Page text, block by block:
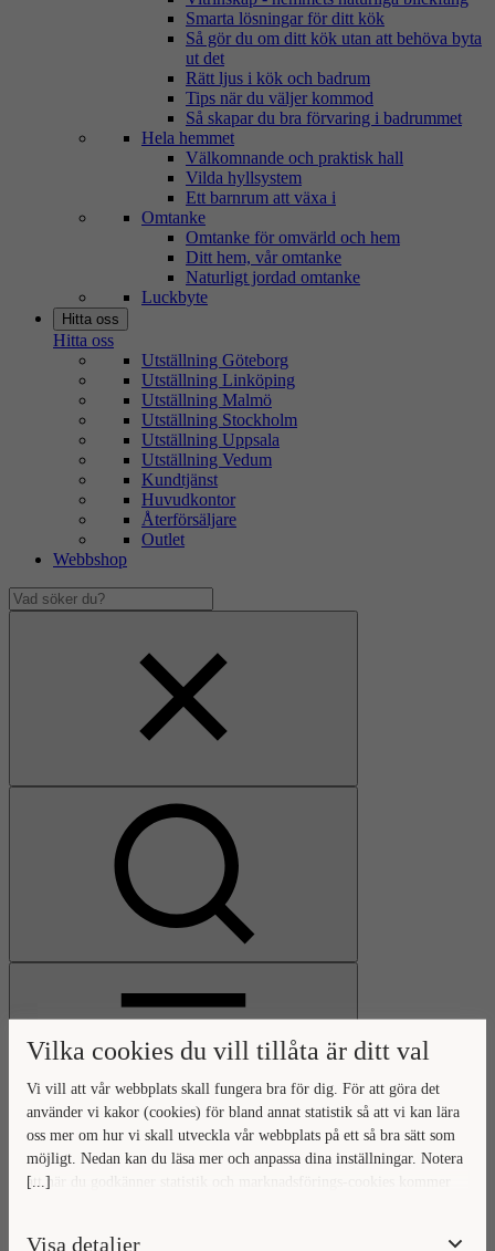
Vilka cookies du vill tillåta är ditt val
[...]
Vi vill att vår webbplats skall fungera bra för dig. För att göra det
använder vi kakor (cookies) för bland annat statistik så att vi kan lära
oss mer om hur vi skall utveckla vår webbplats på ett så bra sätt som
möjligt. Nedan kan du läsa mer och anpassa dina inställningar. Notera
att när du godkänner statistik och marknadsförings-cookies kommer
Visa detaljer
Smarta lösningar för ditt kök
Så gör du om ditt kök utan att behöva byta
ut det
Rätt ljus i kök och badrum
Tips när du väljer kommod
Så skapar du bra förvaring i badrummet
Hela hemmet
Välkomnande och praktisk hall
Vilda hyllsystem
Ett barnrum att växa i
Omtanke
Omtanke för omvärld och hem
Ditt hem, vår omtanke
Naturligt jordad omtanke
Luckbyte
Hitta oss
Hitta oss
Utställning Göteborg
Utställning Linköping
Utställning Malmö
Utställning Stockholm
Utställning Uppsala
Utställning Vedum
Kundtjänst
Huvudkontor
Återförsäljare
Outlet
Webbshop
Vad
söker
Öppna
huvudmeny
GåStäng
huvudmeny